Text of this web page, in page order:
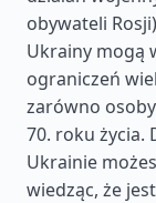
obywateli
Ukrainy mogą
ograniczeń
zarówno
70. roku życia.
Ukrainie
wiedząc, że